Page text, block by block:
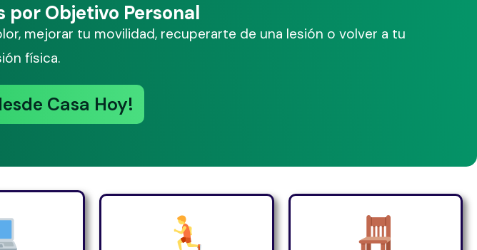
por Objetivo Personal
mejorar tu movilidad, recuperarte de una lesión o volver a tu
física.
Casa Hoy!